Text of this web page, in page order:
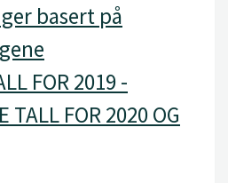
basert på
FOR 2019 -
TALL FOR 2020 OG